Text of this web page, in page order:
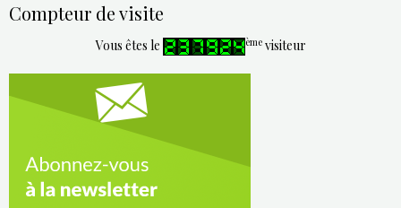
Compteur de visite
Vous êtes le èmevisiteur